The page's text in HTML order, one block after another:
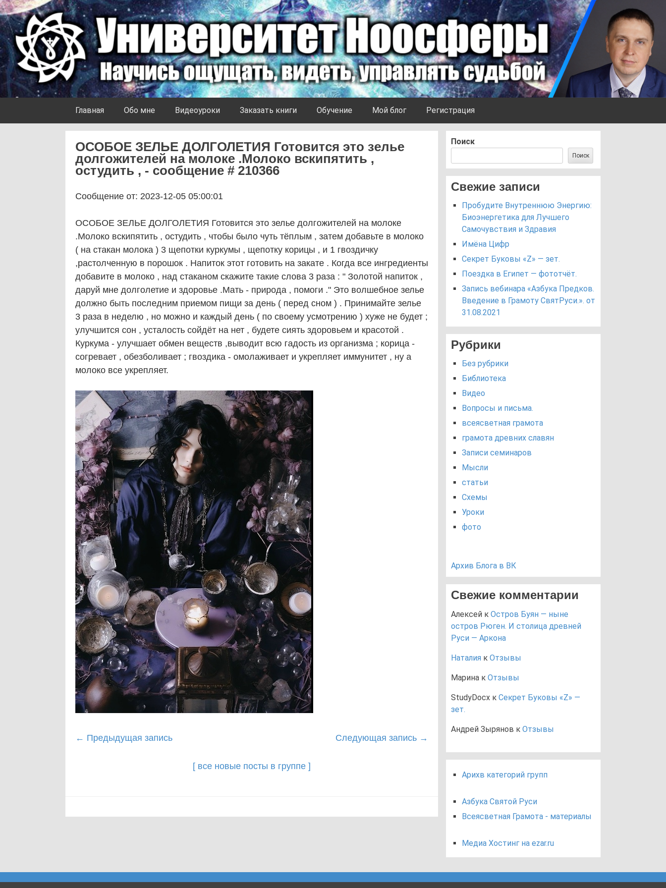
Университет Ноосферы
Главная Обо мне Видеоуроки Заказать книги Обучение Мой блог Регистрация
ОСОБОЕ ЗЕЛЬЕ ДОЛГОЛЕТИЯ Готовится это зелье
долгожителей на молоке .Молоко вскипятить ,
остудить , - сообщение # 210366
Сообщение от: 2023-12-05 05:00:01
ОСОБОЕ ЗЕЛЬЕ ДОЛГОЛЕТИЯ Готовится это зелье долгожителей на молоке
.Молоко вскипятить , остудить , чтобы было чуть тёплым , затем добавьте в молоко
( на стакан молока ) 3 щепотки куркумы , щепотку корицы , и 1 гвоздичку
,растолченную в порошок . Напиток этот готовить на закате . Когда все ингредиенты
добавите в молоко , над стаканом скажите такие слова 3 раза : " Золотой напиток ,
даруй мне долголетие и здоровье .Мать - природа , помоги ." Это волшебное зелье
должно быть последним приемом пищи за день ( перед сном ) . Принимайте зелье
3 раза в неделю , но можно и каждый день ( по своему усмотрению ) хуже не будет ;
улучшится сон , усталость сойдёт на нет , будете сиять здоровьем и красотой .
Куркума - улучшает обмен веществ ,выводит всю гадость из организма ; корица -
согревает , обезболивает ; гвоздика - омолаживает и укрепляет иммунитет , ну а
молоко все укрепляет.
Post
← Предыдущая запись Следующая запись →
[ все новые посты в группе ]
Поиск
Поиск
Свежие записи
Пробудите Внутреннюю Энергию:
Биоэнергетика для Лучшего
Самочувствия и Здравия
Имёна Цифр
Секрет Буковы «Z» — зет.
Поездка в Египет — фототчёт.
Запись вебинара «Азбука Предков.
Введение в Грамоту СвятРуси.». от
31.08.2021
Рубрики
Без рубрики
Библиотека
Видео
Вопросы и письма.
всеясветная грамота
грамота древних славян
Записи семинаров
Мысли
статьи
Схемы
Уроки
фото
Архив Блога в ВК
Свежие комментарии
Алексей к Остров Буян — ныне
остров Рюген. И столица древней
Руси — Аркона
Наталия к Отзывы
Марина к Отзывы
StudyDocx к Секрет Буковы «Z» —
зет.
Андрей Зырянов к Отзывы
Арихв категорий групп
Азбука Святой Руси
Всеясветная Грамота - материалы
Медиа Хостинг на ezar.ru